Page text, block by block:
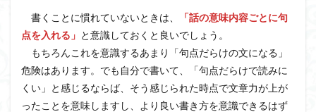
書くことに慣れていないときは、
「話の意味内容ごとに句
点を入れる」 と意識しておくと良いでしょう。
もちろんこれを意識するあまり「句点だらけの文になる」
危険はあります。でも自分で書いて、「句点だらけで読みに
くい」と感じるならば、そう感じられた時点で文章力が上が
ったことを意味しますし、より良い書き方を意識できるはず